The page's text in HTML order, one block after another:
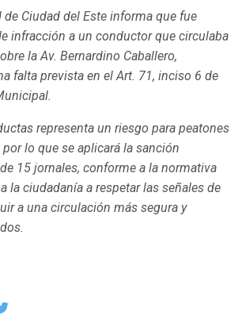
Ciudad del Este informa que fue
infracción a un conductor que circulaba
la Av. Bernardino Caballero,
falta prevista en el Art. 71, inciso 6 de
representa un riesgo para peatones
lo que se aplicará la sanción
15 jornales, conforme a la normativa
la ciudadanía a respetar las señales de
a una circulación más segura y